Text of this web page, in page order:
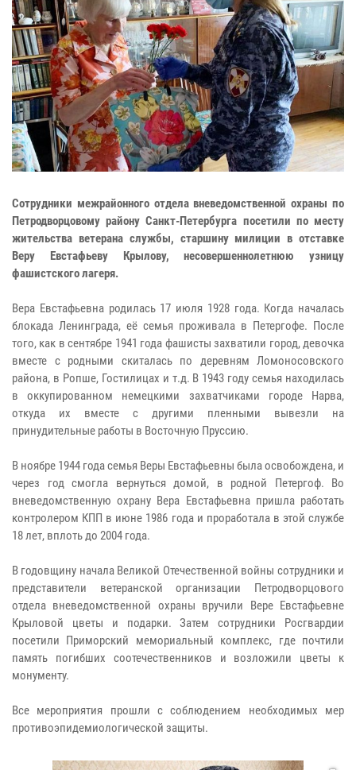
Cотрудники межрайонного отдела вневедомственной охраны по
Петродворцовому району Санкт-Петербурга посетили по месту
жительства ветерана службы, старшину милиции в отставке
Веру Евстафьеву Крылову, несовершеннолетнюю узницу
фашистского лагеря.
Вера Евстафьевна родилась 17 июля 1928 года. Когда началась
блокада Ленинграда, её семья проживала в Петергофе. После
того, как в сентябре 1941 года фашисты захватили город, девочка
вместе с родными скиталась по деревням Ломоносовского
района, в Ропше, Гостилицах и т.д. В 1943 году семья находилась
в оккупированном немецкими захватчиками городе Нарва,
откуда их вместе с другими пленными вывезли на
принудительные работы в Восточную Пруссию.
В ноябре 1944 года семья Веры Евстафьевны была освобождена, и
через год смогла вернуться домой, в родной Петергоф. Во
вневедомственную охрану Вера Евстафьевна пришла работать
контролером КПП в июне 1986 года и проработала в этой службе
18 лет, вплоть до 2004 года.
В годовщину начала Великой Отечественной войны сотрудники и
представители ветеранской организации Петродворцового
отдела вневедомственной охраны вручили Вере Евстафьевне
Крыловой цветы и подарки. Затем сотрудники Росгвардии
посетили Приморский мемориальный комплекс, где почтили
память погибших соотечественников и возложили цветы к
монументу.
Все мероприятия прошли с соблюдением необходимых мер
противоэпидемиологической защиты.